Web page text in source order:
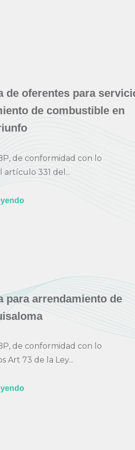
de oferentes para
de combustible en
de conformidad con lo
artículo 331 del...
para arrendamiento de
de conformidad con lo
Art 73 de la Ley...